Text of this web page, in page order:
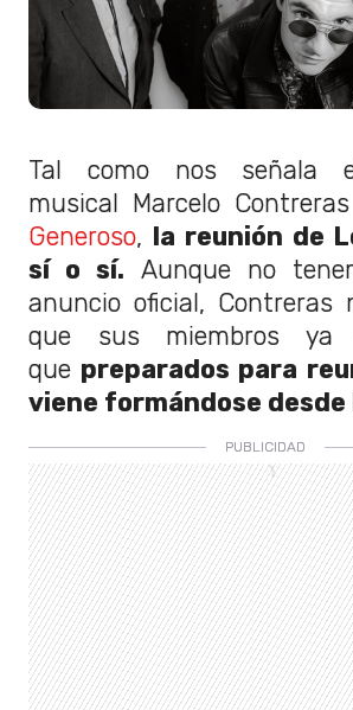
Tal como nos señala
musical Marcelo
Generoso, la reunión de
sí o sí. Aunque no
anuncio oficial, Contreras
que sus miembros ya
que preparados para
viene formándose desde